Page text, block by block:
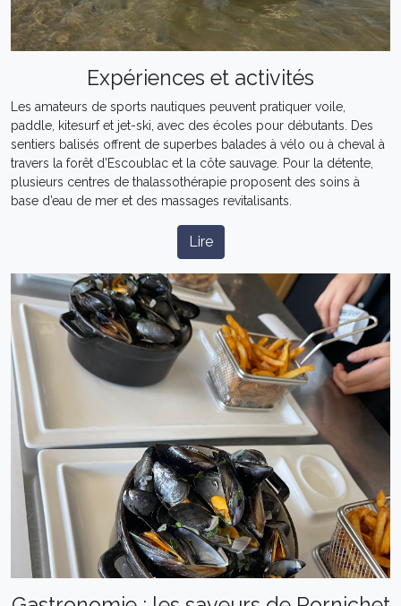
Expériences et activités
Les amateurs de sports nautiques peuvent pratiquer voile,
paddle, kitesurf et jet-ski, avec des écoles pour débutants. Des
sentiers balisés offrent de superbes balades à vélo ou à cheval à
travers la forêt d’Escoublac et la côte sauvage. Pour la détente,
plusieurs centres de thalassothérapie proposent des soins à
base d’eau de mer et des massages revitalisants.
Lire